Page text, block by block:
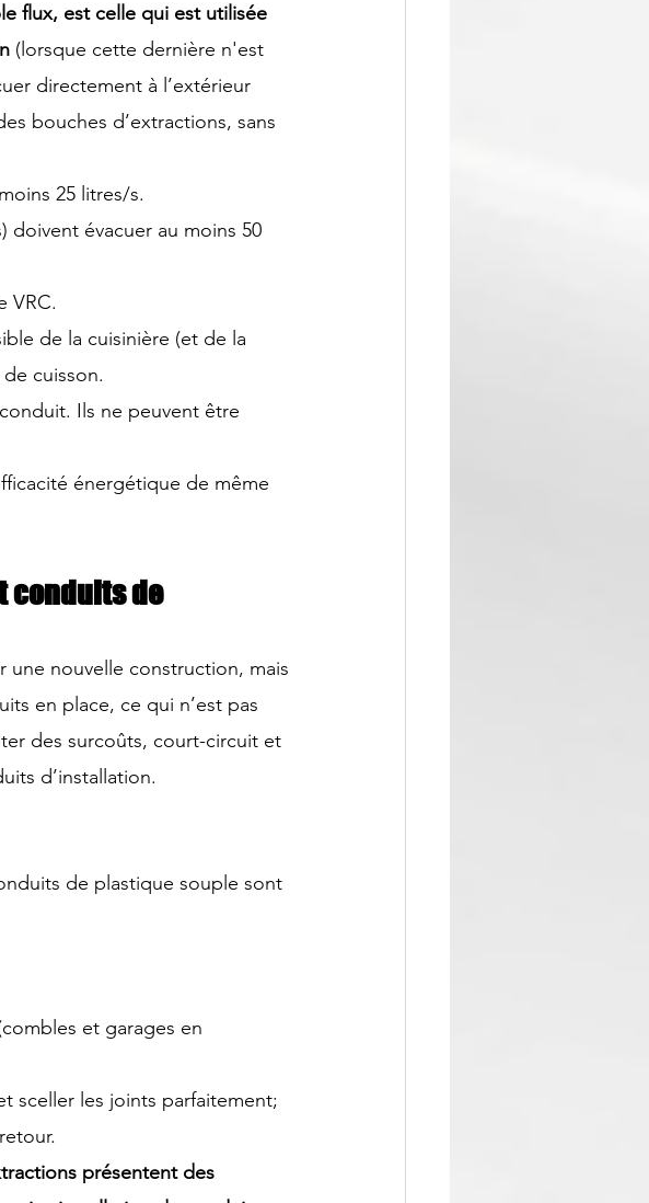
flux, est celle qui est utilisée
(lorsque cette dernière n'est
directement à l’extérieur
bouches d’extractions, sans
25 litres/s.
doivent évacuer au moins 50
VRC.
de la cuisinière (et de la
cuisson.
Ils ne peuvent être
énergétique de même
conduits de
une nouvelle construction, mais
en place, ce qui n’est pas
des surcoûts, court-circuit et
d’installation.
de plastique souple sont
et garages en
sceller les joints parfaitement;
présentent des